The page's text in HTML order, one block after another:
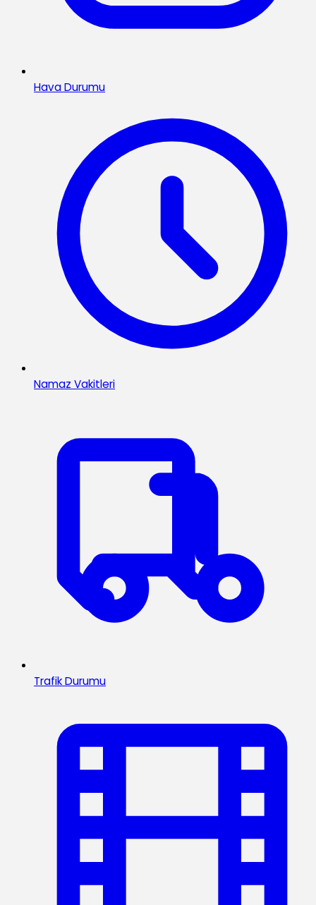
Hava Durumu
Namaz Vakitleri
Trafik Durumu